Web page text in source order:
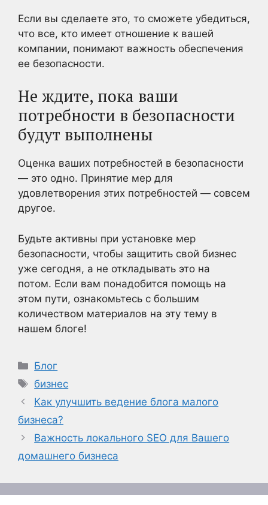
Если вы сделаете это, то сможете убедиться,
что все, кто имеет отношение к вашей
компании, понимают важность обеспечения
ее безопасности.
Не ждите, пока ваши
потребности в безопасности
будут выполнены
Оценка ваших потребностей в безопасности
— это одно. Принятие мер для
удовлетворения этих потребностей — совсем
другое.
Будьте активны при установке мер
безопасности, чтобы защитить свой бизнес
уже сегодня, а не откладывать это на
потом. Если вам понадобится помощь на
этом пути, ознакомьтесь с большим
количеством материалов на эту тему в
нашем блоге!
Рубрики
Блог
Метки
бизнес
Как улучшить ведение блога малого
бизнеса?
Важность локального SEO для Вашего
домашнего бизнеса